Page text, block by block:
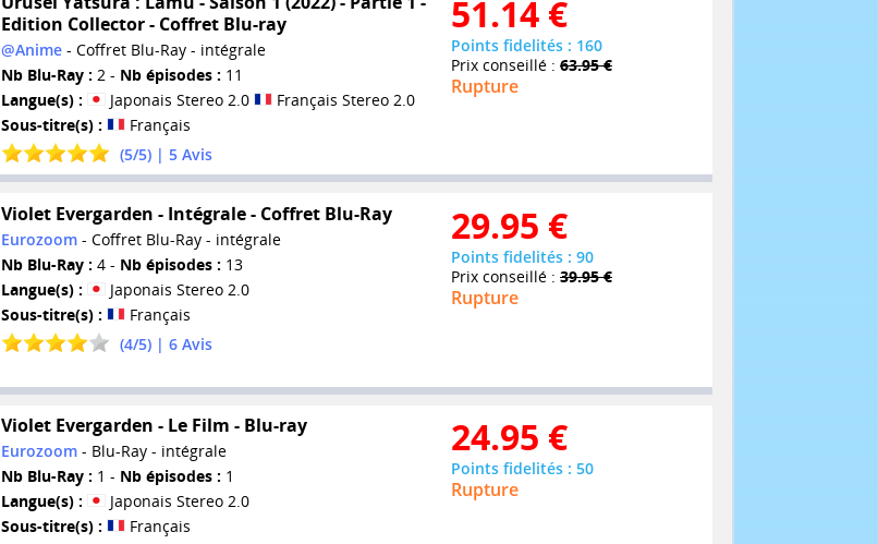
Edition Collector - Coffret Blu-ray
@Anime- Coffret Blu-Ray - intégrale
Nb Blu-Ray : 2 - Nb épisodes : 11
Langue(s) :
Japonais Stereo 2.0
Français Stereo 2.0
Sous-titre(s) :
Français
(5/5) | 5Avis
51.14 €
Points fidelités : 160
Prix conseillé : 63.95 €
Rupture
Violet Evergarden - Intégrale - Coffret Blu-Ray
Eurozoom- Coffret Blu-Ray - intégrale
Nb Blu-Ray : 4 - Nb épisodes : 13
Langue(s) :
Japonais Stereo 2.0
Sous-titre(s) :
Français
(4/5) | 6Avis
29.95 €
Points fidelités : 90
Prix conseillé : 39.95 €
Rupture
Violet Evergarden - Le Film - Blu-ray
Eurozoom- Blu-Ray - intégrale
Nb Blu-Ray : 1 - Nb épisodes : 1
Langue(s) :
Japonais Stereo 2.0
Sous-titre(s) :
Français
24.95 €
Points fidelités : 50
Rupture